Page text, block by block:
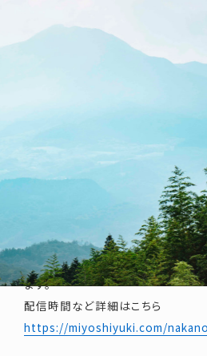
展示会場の定点カメラからライブ
私たちは、環境音や工業用素材、日
タラクティブに体験する空間作品を
ライブ配信では、作品が奏でる小
るスリガラスの音、会場の雰囲気、
ライブ配信のアーカイブ、Prelude
ます。
配信時間など詳細はこちら
https://miyoshiyuki.com/
Google mapで会